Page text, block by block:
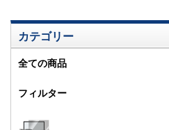
カテゴリー
全ての商品
フィルター